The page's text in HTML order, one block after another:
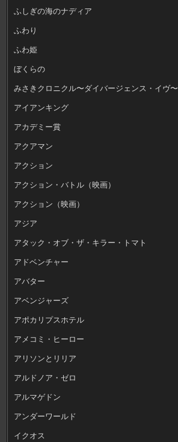
ふしぎの海のナディア
ふわり
ふわ姫
ぼくらの
みさきクロニクル〜ダイバージェンス・イヴ〜
アイアンキング
アカデミー賞
アクアマン
アクション
アクション・バトル（映画）
アクション（映画）
アジア
アタック・オブ・ザ・キラー・トマト
アドベンチャー
アバター
アベンジャーズ
アポカリプスホテル
アメコミ・ヒーロー
アリソンとリリア
アルドノア・ゼロ
アルマゲドン
アンダーワールド
イクオス